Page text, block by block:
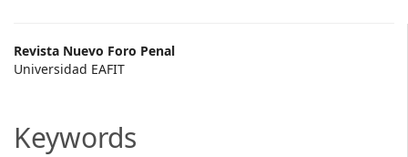
Main
Article
Revista Nuevo Foro Penal
Universidad EAFIT
Keywords